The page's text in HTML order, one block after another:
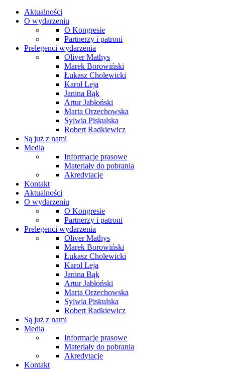
Aktualności
O wydarzeniu
O Kongresie
Partnerzy i patroni
Prelegenci wydarzenia
Oliver Mathys
Marek Borowiński
Łukasz Cholewicki
Karol Leja
Janina Bąk
Artur Jabłoński
Marta Orzechowska
Sylwia Piskulska
Robert Radkiewicz
Są już z nami
Media
Informacje prasowe
Materiały do pobrania
Akredytacje
Kontakt
Aktualności
O wydarzeniu
O Kongresie
Partnerzy i patroni
Prelegenci wydarzenia
Oliver Mathys
Marek Borowiński
Łukasz Cholewicki
Karol Leja
Janina Bąk
Artur Jabłoński
Marta Orzechowska
Sylwia Piskulska
Robert Radkiewicz
Są już z nami
Media
Informacje prasowe
Materiały do pobrania
Akredytacje
Kontakt